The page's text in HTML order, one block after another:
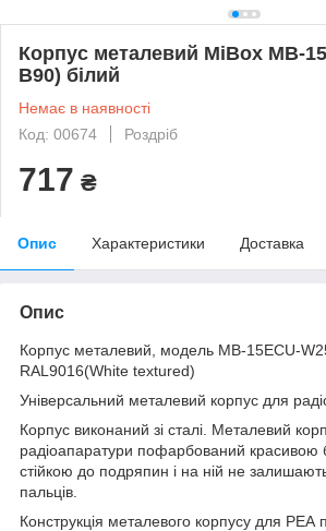
Корпус металевий MiBox MB-
В90) білий
Немає в наявності
Код: 00674
Роздріб
717 ₴
Опис Характеристики Доставка
Опис
Корпус металевий, модель MB-15ECU-
RAL9016(White textured)
Універсальний металевий корпус для
Корпус виконаний зі сталі. Металевий
радіоапаратури пофарбований красивою
стійкою до подряпин і на ній не
пальців.
Конструкція металевого корпусу для РЕА